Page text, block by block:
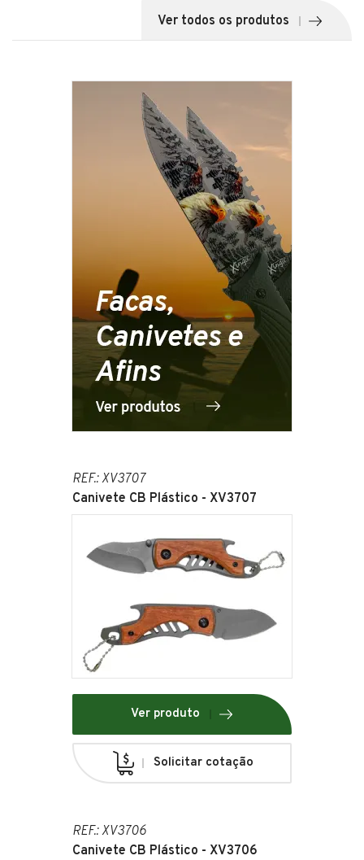
Ver todos os produtos
REF.: XV3707
Canivete CB Plástico - XV3707
Ver produto
Solicitar cotação
REF.: XV3706
Canivete CB Plástico - XV3706